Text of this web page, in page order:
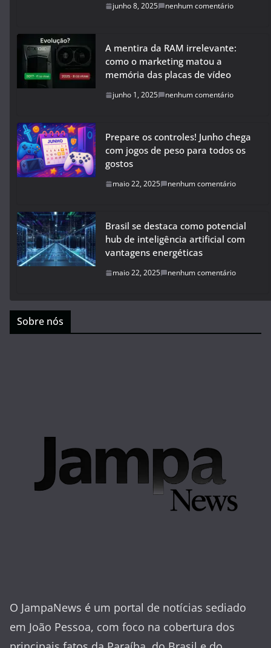
junho 8, 2025 nenhum comentário
A mentira da RAM irrelevante:
como o marketing matou a
memória das placas de vídeo
junho 1, 2025 nenhum comentário
Prepare os controles! Junho chega
com jogos de peso para todos os
gostos
maio 22, 2025 nenhum comentário
Brasil se destaca como potencial
hub de inteligência artificial com
vantagens energéticas
maio 22, 2025 nenhum comentário
Sobre nós
O JampaNews é um portal de notícias sediado
em João Pessoa, com foco na cobertura dos